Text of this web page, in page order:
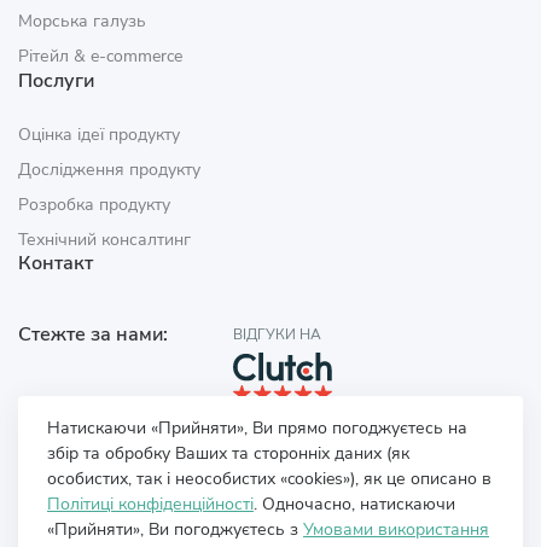
Натискаючи «Прийняти», Ви прямо погоджуєтесь на
збір та обробку Ваших та сторонніх даних (як
особистих, так і неособистих «cookies»), як це описано в
Політиці конфіденційності. Одночасно, натискаючи
«Прийняти», Ви погоджуєтесь з Умовами використання
Морська галузь
Рітейл & e‑commerce
Послуги
Оцінка ідеї продукту
Дослідження продукту
Розробка продукту
Технічний консалтинг
Контакт
Стежте за нами: ВІДГУКИ НА